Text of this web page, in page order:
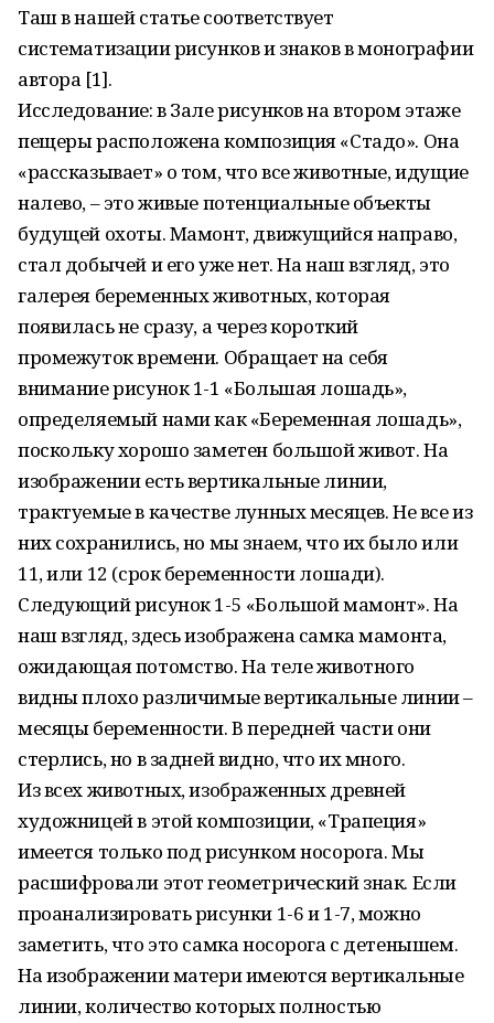
Таш в нашей статье соответствует
систематизации рисунков и знаков в монографии
автора [1].
Исследование: в Зале рисунков на втором этаже
пещеры расположена композиция «Стадо». Она
«рассказывает» о том, что все животные, идущие
налево, – это живые потенциальные объекты
будущей охоты. Мамонт, движущийся направо,
стал добычей и его уже нет. На наш взгляд, это
галерея беременных животных, которая
появилась не сразу, а через короткий
промежуток времени. Обращает на себя
внимание рисунок 1-1 «Большая лошадь»,
определяемый нами как «Беременная лошадь»,
поскольку хорошо заметен большой живот. На
изображении есть вертикальные линии,
трактуемые в качестве лунных месяцев. Не все из
них сохранились, но мы знаем, что их было или
11, или 12 (срок беременности лошади).
Следующий рисунок 1-5 «Большой мамонт». На
наш взгляд, здесь изображена самка мамонта,
ожидающая потомство. На теле животного
видны плохо различимые вертикальные линии –
месяцы беременности. В передней части они
стерлись, но в задней видно, что их много.
Из всех животных, изображенных древней
художницей в этой композиции, «Трапеция»
имеется только под рисунком носорога. Мы
расшифровали этот геометрический знак. Если
проанализировать рисунки 1-6 и 1-7, можно
заметить, что это самка носорога с детенышем.
На изображении матери имеются вертикальные
линии, количество которых полностью